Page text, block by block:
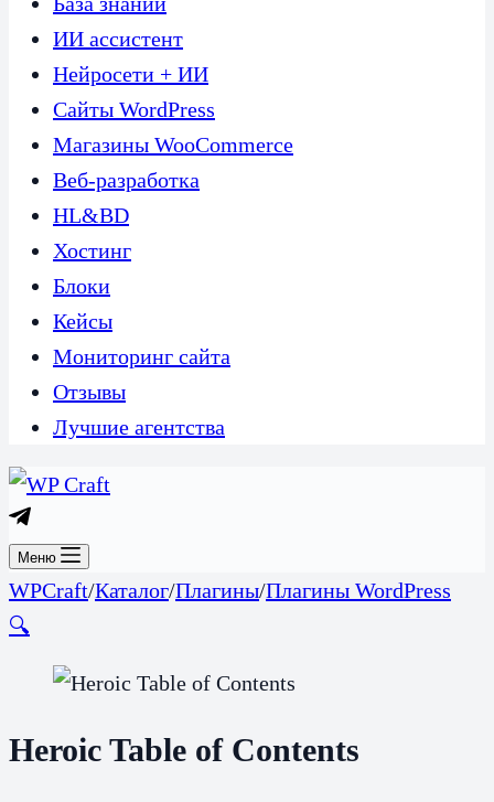
ИИ ассистент
Нейросети + ИИ
Сайты WordPress
Магазины WooCommerce
Веб-разработка
HL&BD
Хостинг
Блоки
Кейсы
Мониторинг сайта
Отзывы
Лучшие агентства
Меню
WPCraft/Каталог/Плагины/Плагины WordPress
🔍
Heroic Table of Contents